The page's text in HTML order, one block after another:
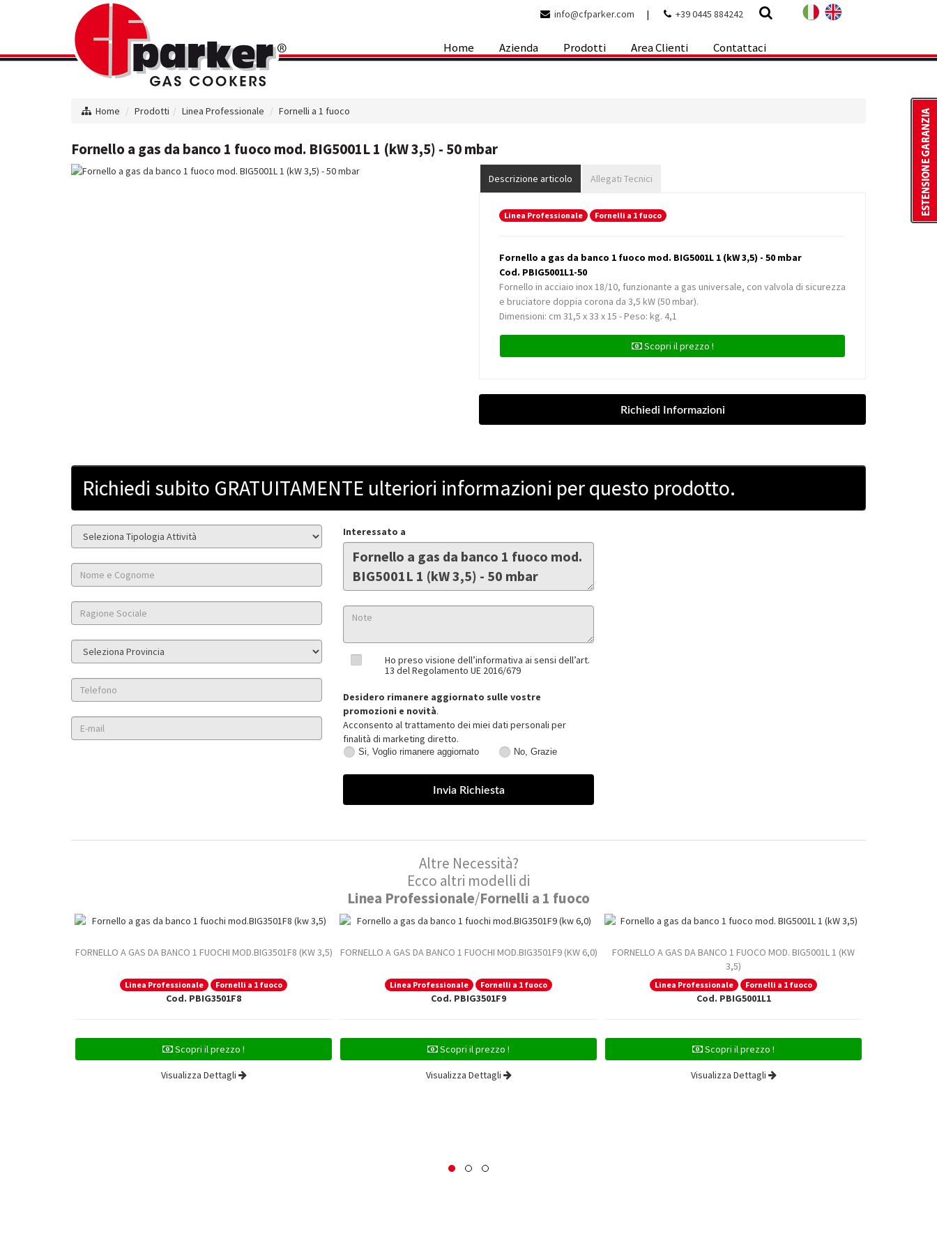
info@cfparker.com | +39 0445 884242
Home Azienda Prodotti Area Clienti Contattaci
Home Prodotti Linea Professionale Fornelli a 1 fuoco
Fornello a gas da banco 1 fuoco mod. BIG5001L 1 (kW 3,5) - 50 mbar
Descrizione articolo Allegati Tecnici
Linea Professionale Fornelli a 1 fuoco
Fornello a gas da banco 1 fuoco mod. BIG5001L 1 (kW 3,5) - 50 mbar
Cod. PBIG5001L1-50
Fornello in acciaio inox 18/10, funzionante a gas universale, con valvola di sicurezza
e bruciatore doppia corona da 3,5 kW (50 mbar).
Dimensioni: cm 31,5 x 33 x 15 - Peso: kg. 4,1
Scopri il prezzo !
Richiedi subito GRATUITAMENTE ulteriori informazioni per questo prodotto.
Interessato a
Ho preso visione dell’informativa ai sensi dell’art.
13 del Regolamento UE 2016/679
Desidero rimanere aggiornato sulle vostre
promozioni e novità.
Acconsento al trattamento dei miei dati personali per
finalità di marketing diretto.
Voglio
Si, Voglio rimanere aggiornato
Grazie
No, Grazie
Altre Necessità?
Ecco altri modelli di
Linea Professionale/Fornelli a 1 fuoco
FORNELLO A GAS DA BANCO 1 FUOCHI MOD.BIG3501F8 (KW 3,5)
Linea Professionale Fornelli a 1 fuoco
Cod. PBIG3501F8
Scopri il prezzo !
Visualizza Dettagli
FORNELLO A GAS DA BANCO 1 FUOCHI MOD.BIG3501F9 (KW 6,0)
Linea Professionale Fornelli a 1 fuoco
Cod. PBIG3501F9
Scopri il prezzo !
Visualizza Dettagli
FORNELLO A GAS DA BANCO 1 FUOCO MOD. BIG5001L 1 (KW
3,5)
Linea Professionale Fornelli a 1 fuoco
Cod. PBIG5001L1
Scopri il prezzo !
Visualizza Dettagli